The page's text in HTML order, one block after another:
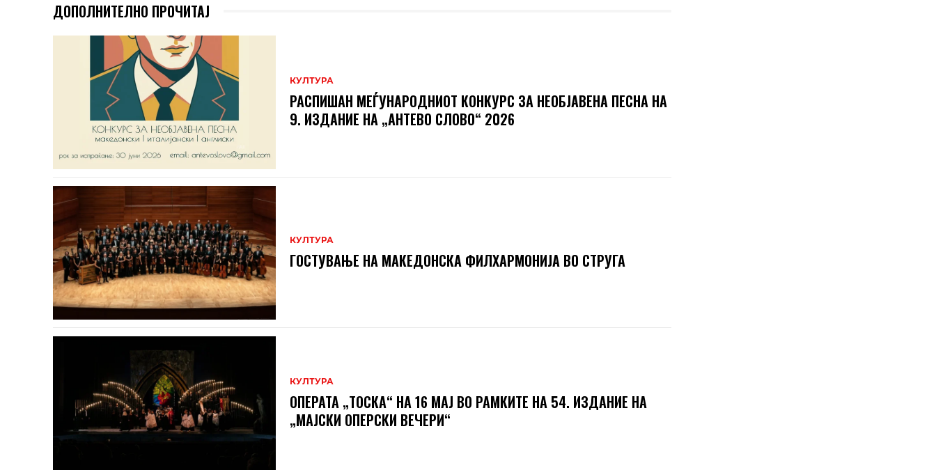
ДОПОЛНИТЕЛНО ПРОЧИТАЈ
КУЛТУРА
РАСПИШАН МЕЃУНАРОДНИОТ КОНКУРС ЗА НЕОБЈАВЕНА ПЕСНА НА
9. ИЗДАНИЕ НА „АНТЕВО СЛОВО“ 2026
КУЛТУРА
ГОСТУВАЊЕ НА МАКЕДОНСКА ФИЛХАРМОНИЈА ВО СТРУГА
КУЛТУРА
ОПЕРАТА „ТОСКА“ НА 16 МАЈ ВО РАМКИТЕ НА 54. ИЗДАНИЕ НА
„МАЈСКИ ОПЕРСКИ ВЕЧЕРИ“